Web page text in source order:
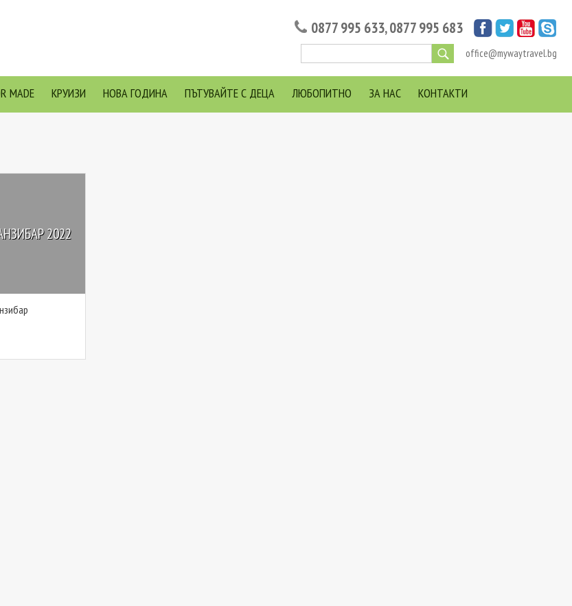
0877 995 633,0877 995 683
office@mywaytravel.bg
MADE КРУИЗИ НОВА ГОДИНА ПЪТУВАЙТЕ С ДЕЦА ЛЮБОПИТНО ЗА НАС КОНТАКТИ
2022